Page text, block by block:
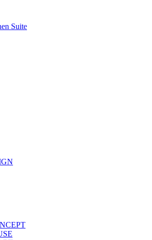
Suite